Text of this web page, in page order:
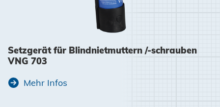
Setzgerät für Blindnietmuttern /-schrauben
VNG 703
Mehr Infos